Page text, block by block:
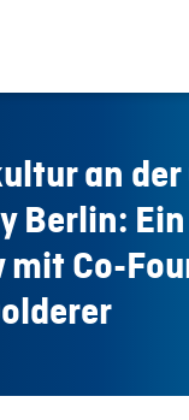
an der
Berlin: Ein
mit Co-